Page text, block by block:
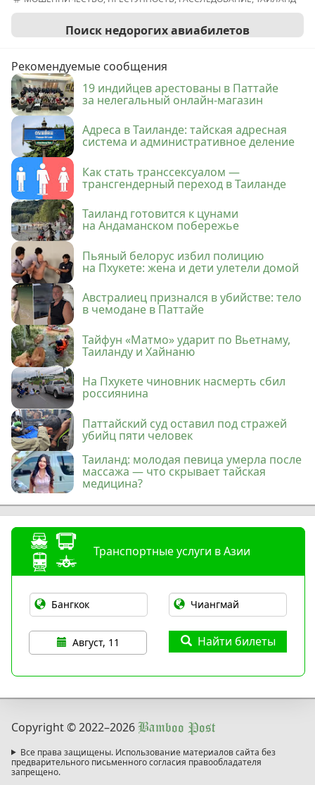
Поиск недорогих авиабилетов
Рекомендуемые сообщения
19 индийцев арестованы в Паттайе
за нелегальный онлайн-магазин
Адреса в Таиланде: тайская адресная
система и административное деление
Как стать транссексуалом —
трансгендерный переход в Таиланде
Таиланд готовится к цунами
на Андаманском побережье
Пьяный белорус избил полицию
на Пхукете: жена и дети улетели домой
Австралиец признался в убийстве: тело
в чемодане в Паттайе
Тайфун «Матмо» ударит по Вьетнаму,
Таиланду и Хайнаню
На Пхукете чиновник насмерть сбил
россиянина
Паттайский суд оставил под стражей
убийц пяти человек
Таиланд: молодая певица умерла после
массажа — что скрывает тайская
медицина?
Транспортные услуги в Азии
Август, 11 Найти билеты
Copyright © 2022–2026 Bamboo Post
Все права защищены. Использование материалов сайта без
предварительного письменного согласия правообладателя
запрещено.